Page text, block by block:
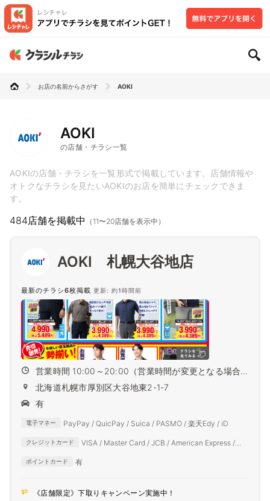
お店の名前からさがす AOKI
AOKI
の店舗・チラシ一覧
AOKIの店舗・チラシを一覧形式で掲載しています。店舗情報や
オトクなチラシを見たいAOKIのお店を簡単にチェックできま
す。
484店舗を掲載中 （11〜20店舗を表示中）
AOKI 札幌大谷地店
最新のチラシ6枚掲載 更新: 約1時間前
営業時間 10:00～20:00（営業時間が変更となる場合
がござ...
北海道札幌市厚別区大谷地東2-1-7
有
電子マネー PayPay / QuicPay / Suica / PASMO / 楽天Edy / iD
クレジットカード
VISA / Master Card / JCB / American Express /
ポイントカード 有
《店舗限定》下取りキャンペーン実施中！